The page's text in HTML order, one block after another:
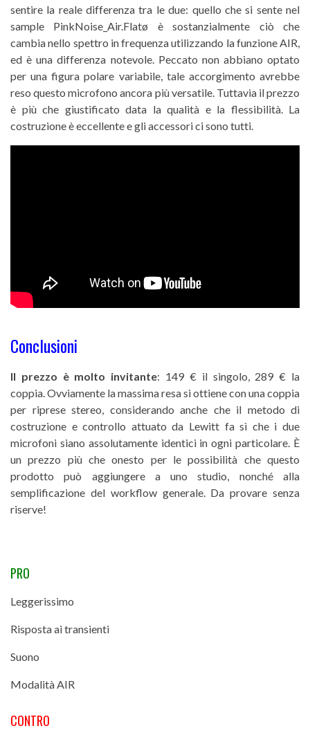
sentire la reale differenza tra le due: quello che si sente nel
sample PinkNoise_Air.Flatø è sostanzialmente ciò che
cambia nello spettro in frequenza utilizzando la funzione AIR,
ed è una differenza notevole. Peccato non abbiano optato
per una figura polare variabile, tale accorgimento avrebbe
reso questo microfono ancora più versatile. Tuttavia il prezzo
è più che giustificato data la qualità e la flessibilità. La
costruzione è eccellente e gli accessori ci sono tutti.
Conclusioni
Il prezzo è molto invitante: 149 € il singolo, 289 € la
coppia.Ovviamente la massima resa si ottiene con una coppia
per riprese stereo, considerando anche che il metodo di
costruzione e controllo attuato da Lewitt fa sì che i due
microfoni siano assolutamente identici in ogni particolare. È
un prezzo più che onesto per le possibilità che questo
prodotto può aggiungere a uno studio, nonché alla
semplificazione del workflow generale. Da provare senza
riserve!
PRO
Leggerissimo
Risposta ai transienti
Suono
Modalità AIR
CONTRO